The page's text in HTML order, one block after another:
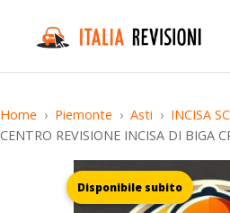
Home Piemonte Asti
INCISA
CENTRO REVISIONE INCISA DI BIGA